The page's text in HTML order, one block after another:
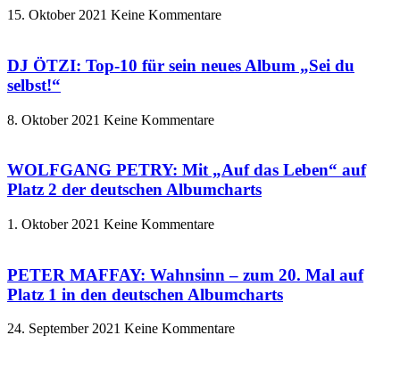
15. Oktober 2021 Keine Kommentare
DJ ÖTZI: Top-10 für sein neues Album „Sei du
selbst!“
8. Oktober 2021 Keine Kommentare
WOLFGANG PETRY: Mit „Auf das Leben“ auf
Platz 2 der deutschen Albumcharts
1. Oktober 2021 Keine Kommentare
PETER MAFFAY: Wahnsinn – zum 20. Mal auf
Platz 1 in den deutschen Albumcharts
24. September 2021 Keine Kommentare